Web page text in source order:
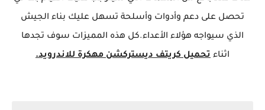
تحصل على دعم وأدوات وأسلحة تسهل عليك بناء الجيش
الذي سيواجه هؤلاء الأعداء.كل هذه المميزات سوف تجدها
اثناء تحميل كريتف ديستركشن مهكرة للاندرويد.